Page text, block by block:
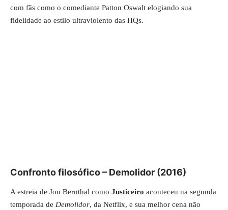
com fãs como o comediante Patton Oswalt elogiando sua
fidelidade ao estilo ultraviolento das HQs.
Confronto filosófico – Demolidor (2016)
A estreia de Jon Bernthal como Justiceiro aconteceu na segunda
temporada de Demolidor, da Netflix, e sua melhor cena não